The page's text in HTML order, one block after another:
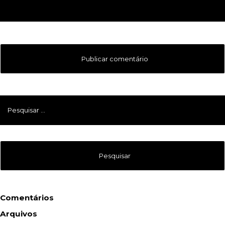
Pesquisar
Comentários
Arquivos